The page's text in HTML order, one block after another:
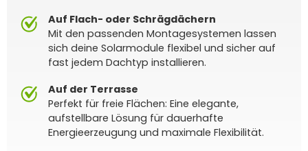
Auf Flach- oder Schrägdächern
Mit den passenden Montagesystemen lassen
sich deine Solarmodule flexibel und sicher auf
fast jedem Dachtyp installieren.
Auf der Terrasse
Perfekt für freie Flächen: Eine elegante,
aufstellbare Lösung für dauerhafte
Energieerzeugung und maximale Flexibilität.